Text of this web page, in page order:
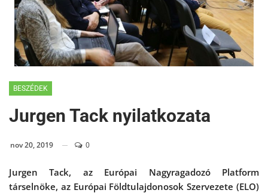
BESZÉDEK
Jurgen Tack nyilatkozata
nov 20, 2019 0
Jurgen Tack, az Európai Nagyragadozó Platform
társelnöke, az Európai Földtulajdonosok Szervezete (ELO)